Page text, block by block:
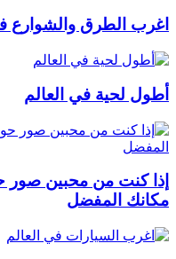
اغرب الطرق والشوارع
أطول لحية في العالم
إذا كنت من محبين صور
مكانك المفضل